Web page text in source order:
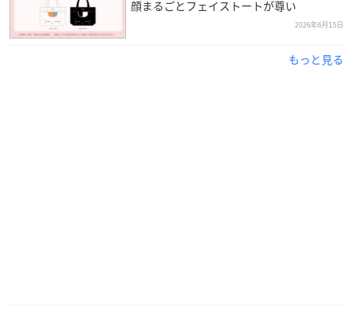
顔まるごとフェイストートが尊い
2026年6月15日
もっと見る